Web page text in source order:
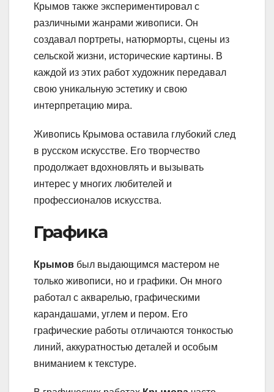
Крымов также экспериментировал с
различными жанрами живописи. Он
создавал портреты, натюрморты, сцены из
сельской жизни, исторические картины. В
каждой из этих работ художник передавал
свою уникальную эстетику и свою
интерпретацию мира.
Живопись Крымова оставила глубокий след
в русском искусстве. Его творчество
продолжает вдохновлять и вызывать
интерес у многих любителей и
профессионалов искусства.
Графика
Крымов был выдающимся мастером не
только живописи, но и графики. Он много
работал с акварелью, графическими
карандашами, углем и пером. Его
графические работы отличаются тонкостью
линий, аккуратностью деталей и особым
вниманием к текстуре.